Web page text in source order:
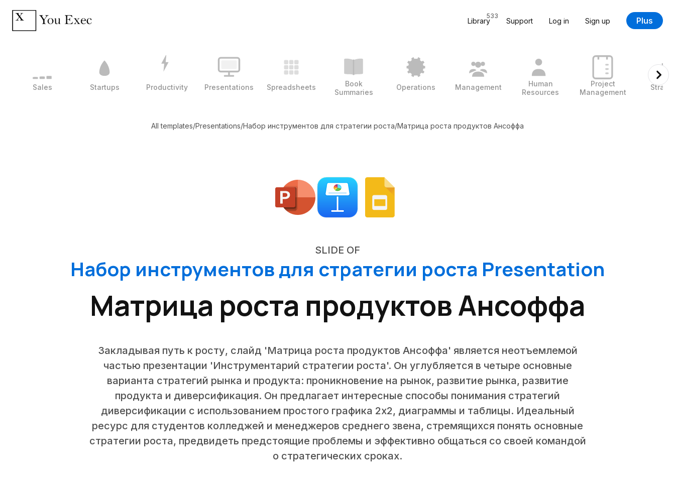
Library
533
Support Log in Sign up Plus
Sales Startups Productivity Presentations Spreadsheets
Book
Summaries
Operations Management
Human
Resources
Project
Management
All templates/Presentations/Набор инструментов для стратегии роста/Матрица роста продуктов Ансоффа
SLIDE OF
Набор инструментов для стратегии роста Presentation
Матрица роста продуктов Ансоффа
Закладывая путь к росту, слайд 'Матрица роста продуктов Ансоффа' является неотъемлемой
частью презентации 'Инструментарий стратегии роста'. Он углубляется в четыре основные
варианта стратегий рынка и продукта: проникновение на рынок, развитие рынка, развитие
продукта и диверсификация. Он предлагает интересные способы понимания стратегий
диверсификации с использованием простого графика 2x2, диаграммы и таблицы. Идеальный
ресурс для студентов колледжей и менеджеров среднего звена, стремящихся понять основные
стратегии роста, предвидеть предстоящие проблемы и эффективно общаться со своей командой
о стратегических сроках.